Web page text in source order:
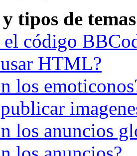
tipos de temas
el código
HTML?
los
los anuncios